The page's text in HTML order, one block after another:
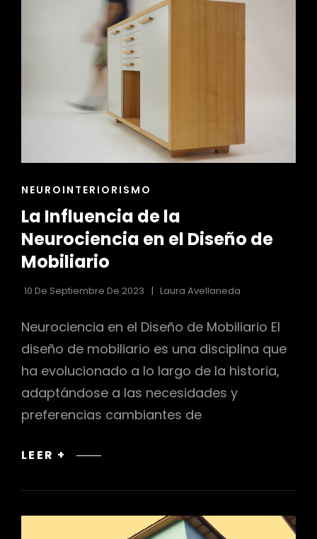
COMENZAR
TU
VIAJE
DISEÑO
DE
INTERIORES
ENLACES
LAS
CATEGORÍAS
NEUROINTERIORISMO
La Influencia de la
Neurociencia en el Diseño de
Mobiliario
10 De Septiembre De 2023 Laura Avellaneda
Neurociencia en el Diseño de Mobiliario El
diseño de mobiliario es una disciplina que
ha evolucionado a lo largo de la historia,
adaptándose a las necesidades y
preferencias cambiantes de
LEER +
LA
DE
NEUROCIENCIA